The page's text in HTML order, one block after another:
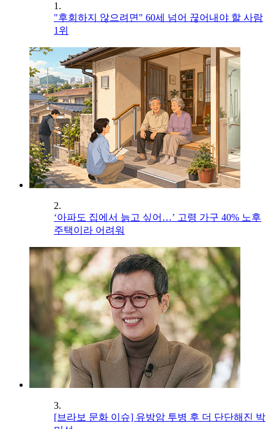
1.
"후회하지 않으려면" 60세 넘어 끊어내야 할 사람
1위
2.
‘아파도 집에서 늙고 싶어…’ 고령 가구 40% 노후
주택이라 어려워
3.
[브라보 문화 이슈] 유방암 투병 후 더 단단해진 박